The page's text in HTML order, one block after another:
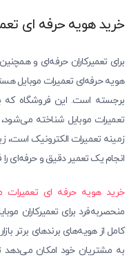
خرید هویه حرفه‌ ای
برای تعمیرکاران حرفه‌ای و
هویه حرفه‌ای تعمیرات موبایل
برجسته است. این فروشگاه که
تعمیرات موبایل شناخته
زمینه تعمیرات الکترونیک است،
انجام یک تعمیر دقیق و حرفه‌ای را
خرید هویه حرفه‌ ای تعمیرات
منحصربه‌فرد برای تعمیرکاران
به مشتریان خود امکان می‌دهد